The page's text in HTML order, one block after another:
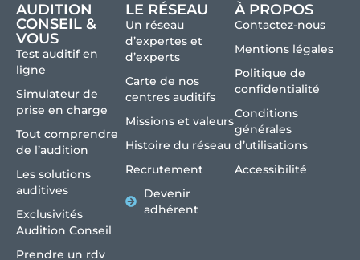
AUDITION
CONSEIL &
VOUS
Test auditif en
ligne
Simulateur de
prise en charge
Tout comprendre
de l’audition
Les solutions
auditives
Exclusivités
Audition Conseil
Prendre un rdv
LE RÉSEAU
Un réseau
d’expertes et
d’experts
Carte de nos
centres auditifs
Missions et valeurs
Histoire du réseau
Recrutement
Devenir
adhérent
À PROPOS
Contactez-nous
Mentions légales
Politique de
confidentialité
Conditions
générales
d’utilisations
Accessibilité